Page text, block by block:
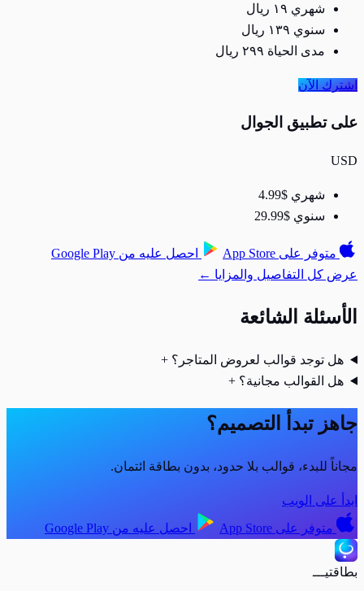
شهري ١٩ ريال
سنوي ١٣٩ ريال
مدى الحياة ٢٩٩ ريال
اشترك الآن
على تطبيق الجوال
USD
شهري $4.99
سنوي $29.99
متوفر على App Store احصل عليه من Google Play
عرض كل التفاصيل والمزايا ←
الأسئلة الشائعة
هل توجد قوالب لعروض المتاجر؟ +
هل القوالب مجانية؟ +
جاهز تبدأ التصميم؟
مجاناً للبدء، قوالب بلا حدود، بدون بطاقة ائتمان.
ابدأ على الويب
متوفر على App Store احصل عليه من Google Play
بطاقتيـــ